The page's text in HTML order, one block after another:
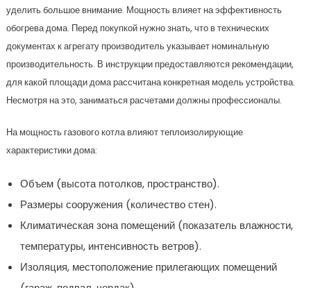
уделить большое внимание. Мощность влияет на эффективность
обогрева дома. Перед покупкой нужно знать, что в технических
документах к агрегату производитель указывает номинальную
производительность. В инструкции предоставляются рекомендации,
для какой площади дома рассчитана конкретная модель устройства.
Несмотря на это, заниматься расчетами должны профессионалы.
На мощность газового котла влияют теплоизолирующие
характеристики дома:
Объем (высота потолков, пространство).
Размеры сооружения (количество стен).
Климатическая зона помещений (показатель влажности,
температуры, интенсивность ветров).
Изоляция, местоположение прилегающих помещений